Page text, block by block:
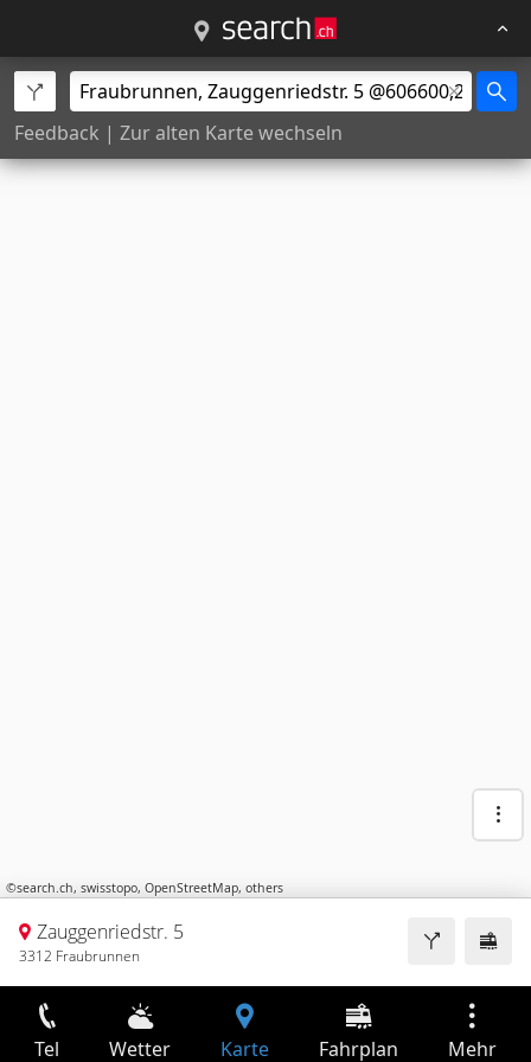
Feedback | Zur alten Karte wechseln
©search.ch, swisstopo, OpenStreetMap, others
Zauggenriedstr. 5
3312 Fraubrunnen
Tel Wetter Karte Fahrplan Mehr